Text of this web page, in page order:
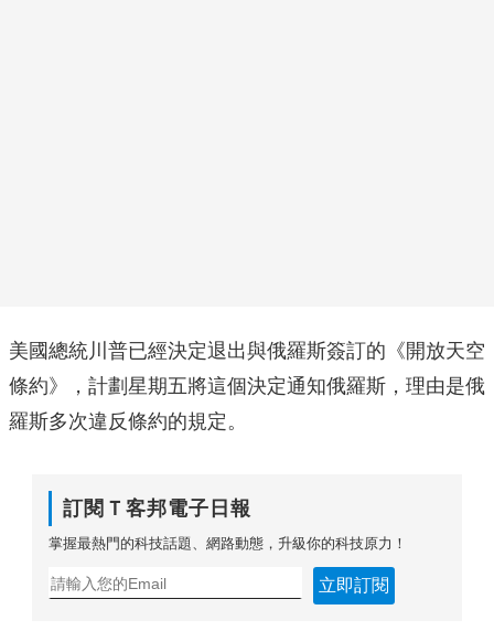
美國總統川普已經決定退出與俄羅斯簽訂的《開放天空
條約》，計劃星期五將這個決定通知俄羅斯，理由是俄
羅斯多次違反條約的規定。
訂閱Ｔ客邦電子日報
掌握最熱門的科技話題、網路動態，升級你的科技原力！
立即訂閱